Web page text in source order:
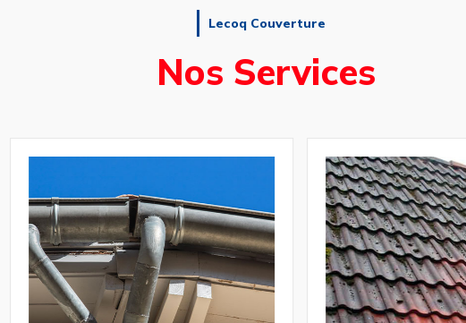
Lecoq Couverture
Nos Services
Pose et réparation
de gouttière